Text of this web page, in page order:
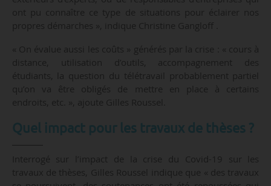
ont pu connaître ce type de situations pour éclairer nos
propres démarches », indique Christine Gangloff .
« On évalue aussi les coûts » générés par la crise : « cours à
distance, utilisation d’outils, accompagnement des
étudiants, la question du télétravail probablement partiel
qu’on va être obligés de mettre en place à certains
endroits, etc. », ajoute Gilles Roussel.
Quel impact pour les travaux de thèses ?
Interrogé sur l’impact de la crise du Covid-19 sur les
travaux de thèses, Gilles Roussel indique que « des travaux